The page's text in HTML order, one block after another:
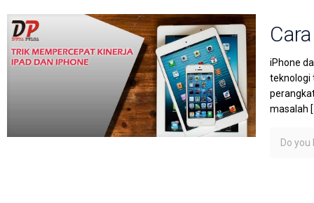
iPhone
teknologi
masalah
Do you